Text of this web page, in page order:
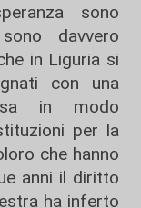
sono
davvero
in Liguria si
con una
in modo
per la
che hanno
anni il diritto
ha inferto